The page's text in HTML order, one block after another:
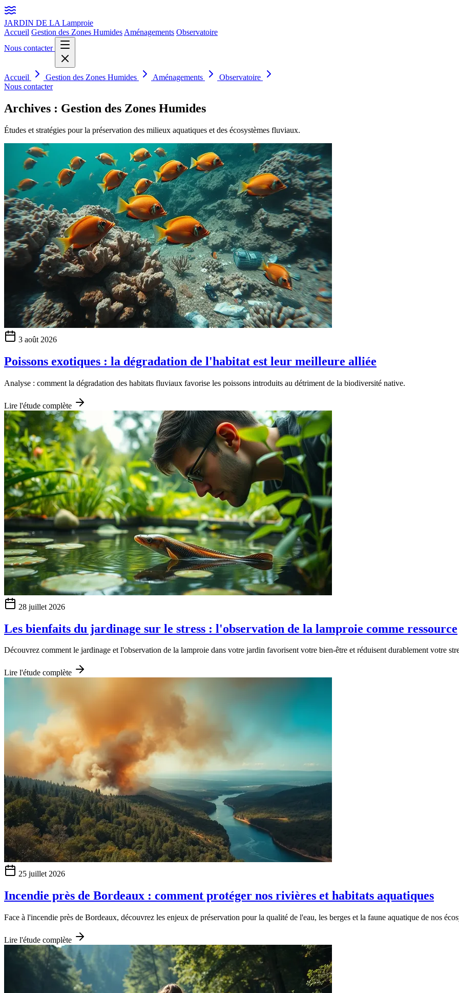
JARDIN DE LA Lamproie
Accueil Gestion des Zones Humides Aménagements Observatoire
Nous contacter
Accueil Gestion des Zones Humides Aménagements
Observatoire
Nous contacter
Archives : Gestion des Zones Humides
Études et stratégies pour la préservation des milieux aquatiques et des écosystèmes fluviaux.
3 août 2026
Poissons exotiques : la dégradation de l'habitat est leur meilleure alliée
Analyse : comment la dégradation des habitats fluviaux favorise les poissons introduits au détriment de la biodiversité native.
Lire l'étude complète
28 juillet 2026
Les bienfaits du jardinage sur le stress : l'observation de la lamproie comme ressource
Découvrez comment le jardinage et l'observation de la lamproie dans votre jardin favorisent votre bien-être et réduisent durablement votre
Lire l'étude complète
25 juillet 2026
Incendie près de Bordeaux : comment protéger nos rivières et habitats aquatiques
Face à l'incendie près de Bordeaux, découvrez les enjeux de préservation pour la qualité de l'eau, les berges et la faune aquatique de nos
Lire l'étude complète